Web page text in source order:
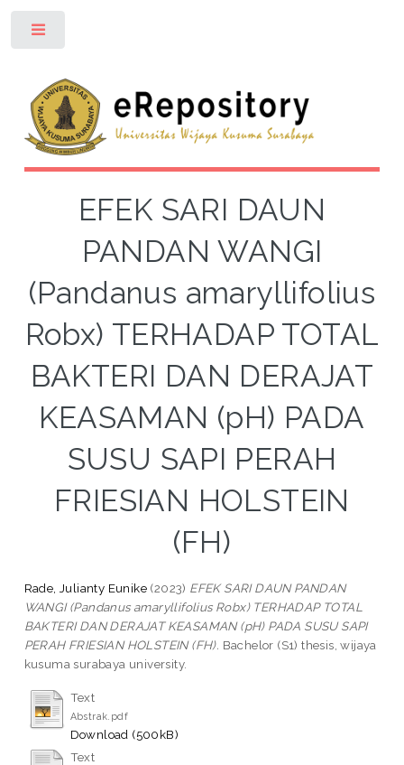
EFEK SARI DAUN
PANDAN WANGI
(Pandanus amaryllifolius
Robx) TERHADAP TOTAL
BAKTERI DAN DERAJAT
KEASAMAN (pH) PADA
SUSU SAPI PERAH
FRIESIAN HOLSTEIN
(FH)
Rade, Julianty Eunike (2023) EFEK SARI DAUN PANDAN
WANGI (Pandanus amaryllifolius Robx) TERHADAP TOTAL
BAKTERI DAN DERAJAT KEASAMAN (pH) PADA SUSU SAPI
PERAH FRIESIAN HOLSTEIN (FH). Bachelor (S1) thesis, wijaya
kusuma surabaya university.
Text
Abstrak.pdf
Download (500kB)
Text